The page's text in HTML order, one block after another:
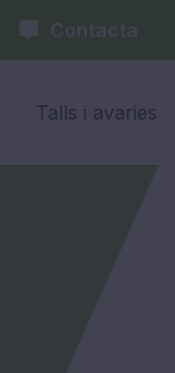
Contacta
Talls i avaries